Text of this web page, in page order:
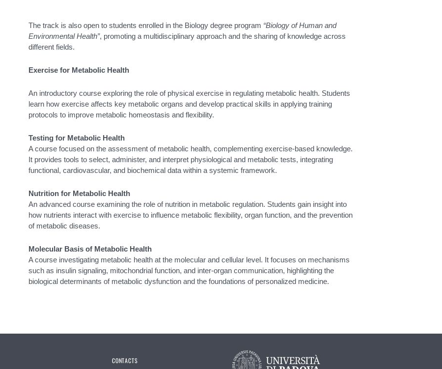
The track is also open to students enrolled in the Biology degree program “Biology of Human and
Environmental Health”, promoting a multidisciplinary approach and the sharing of knowledge across
different fields.
Exercise for Metabolic Health
An introductory course exploring the role of physical exercise in regulating metabolic health. Students
learn how exercise affects key metabolic organs and develop practical skills in applying training
protocols to improve metabolic homeostasis and flexibility.
Testing for Metabolic Health
A course focused on the assessment of metabolic health, complementing exercise-based knowledge.
It provides tools to select, administer, and interpret physiological and metabolic tests, integrating
functional, cardiovascular, and biochemical data within a systemic framework.
Nutrition for Metabolic Health
An advanced course examining the role of nutrition in metabolic regulation. Students gain insight into
how nutrients interact with exercise to influence metabolic flexibility, organ function, and the prevention
of metabolic diseases.
Molecular Basis of Metabolic Health
A course investigating metabolic health at the molecular and cellular level. It focuses on mechanisms
such as insulin signaling, mitochondrial function, and inter-organ communication, highlighting the
biological determinants of metabolic dysfunction and the foundations of personalized medicine.
CONTACTS